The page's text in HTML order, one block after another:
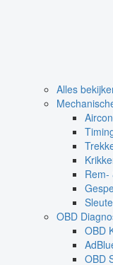
Alles
Rem-
OBD
OBD
OBD